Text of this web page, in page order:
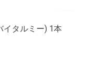
イタルミー) 1本